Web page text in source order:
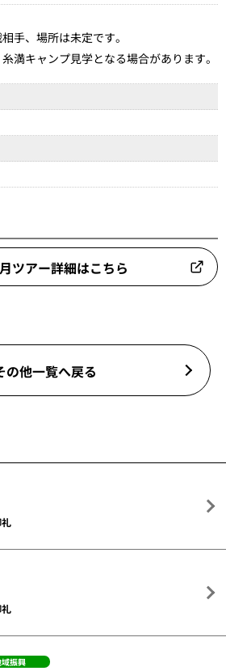
手、場所は未定です。
満キャンプ見学となる場合があります。
ツアー詳細はこちら
の他一覧へ戻る
振興